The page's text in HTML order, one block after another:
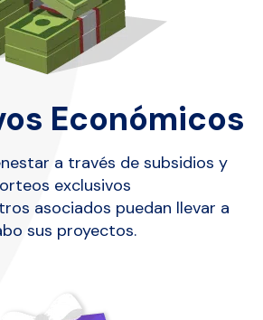
Económicos
a través de subsidios y
exclusivos
asociados puedan llevar a
sus proyectos.